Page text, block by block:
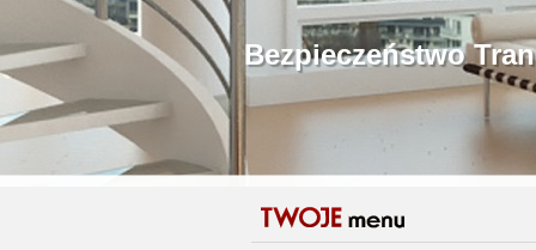
Bezpieczeństwo
Licencjonowani